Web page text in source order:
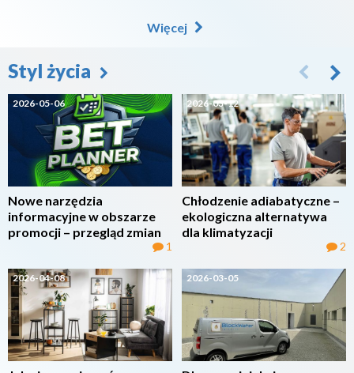
Więcej
Styl życia
2026-05-06
Nowe narzędzia
informacyjne w obszarze
promocji – przegląd zmian
1
2026-04-08
2026-03-12
Chłodzenie adiabatyczne –
ekologiczna alternatywa
dla klimatyzacji
2
2026-03-05